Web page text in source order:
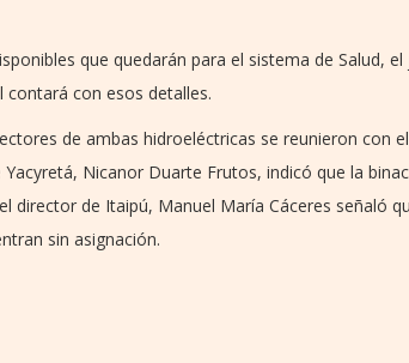
que quedarán para el sistema de Salud,
con esos detalles.
de ambas hidroeléctricas se reunieron con
Nicanor Duarte Frutos, indicó que la
director de Itaipú, Manuel María Cáceres señaló
sin asignación.